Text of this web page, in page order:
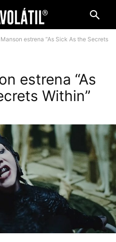
estrena “As Sick As the Secrets
estrena “As
Within”